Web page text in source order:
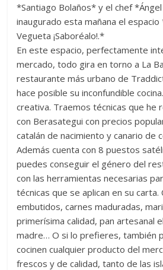
*Santiago Bolaños* y el chef
inaugurado esta mañana el
Vegueta ¡Saboréalo!.*
En este espacio, perfectamente
mercado, todo gira en torno a La
restaurante más urbano de
hace posible su inconfundible
creativa. Traemos técnicas que he
con Berasategui con precios
catalán de nacimiento y canario de
Además cuenta con 8 puestos
puedes conseguir el género del
con las herramientas necesarias
técnicas que se aplican en su carta.
embutidos, carnes maduradas,
primerísima calidad, pan artesanal
madre… O si lo prefieres, también
cocinen cualquier producto del
frescos y de calidad, tanto de las